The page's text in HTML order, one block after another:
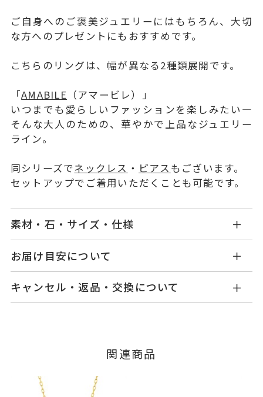
ご自身へのご褒美ジュエリーにはもちろん、大切
な方へのプレゼントにもおすすめです。
こちらのリングは、幅が異なる2種類展開です。
「AMABILE （アマービレ）」
いつまでも愛らしいファッションを楽しみたい―
そんな大人のための、華やかで上品なジュエリー
ライン。
同シリーズでネックレス ・ ピアス もございます。
セットアップでご着用いただくことも可能です。
素材・石・サイズ・仕様
品番
SF2505R202WDYG
素材
K18イエローゴールド
石
ダイヤモンド0.05ct
※#17のみ19,800円(税込)の加算
サイズ直し不可
お届け目安について
せ。
ご注文およびご入金確認後、以下の日程にて発送
■お届け目安が「3営業日以内に発送」の商品
キャンセル・返品・交換について
ージの購入履歴一覧よりご注文状況をご確認いた
ご注文状況が「注文済み」の場合に限り、キャ
関連商品